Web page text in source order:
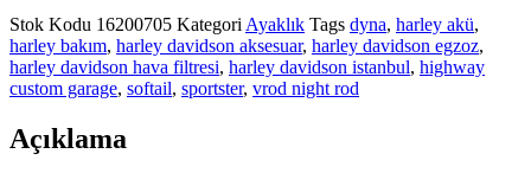
Stok Kodu 16200705 Kategori Ayaklık Tags dyna, harley akü,
harley bakım, harley davidson aksesuar, harley davidson egzoz,
harley davidson hava filtresi, harley davidson istanbul, highway
custom garage, softail, sportster, vrod night rod
Açıklama